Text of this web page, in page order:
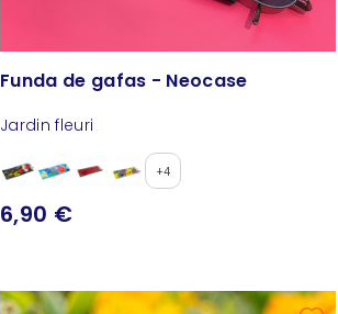
Funda de gafas - Neocase
Jardin fleuri
+4
6,90 €